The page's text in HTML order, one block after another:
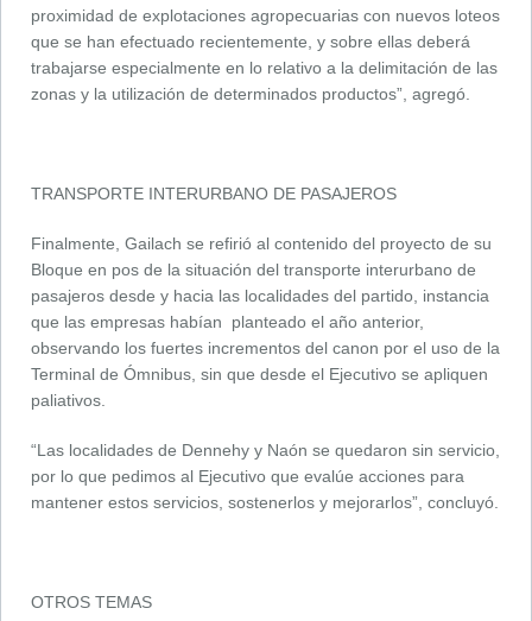
proximidad de explotaciones agropecuarias con nuevos loteos
que se han efectuado recientemente, y sobre ellas deberá
trabajarse especialmente en lo relativo a la delimitación de las
zonas y la utilización de determinados productos”, agregó.
TRANSPORTE INTERURBANO DE PASAJEROS
Finalmente, Gailach se refirió al contenido del proyecto de su
Bloque en pos de la situación del transporte interurbano de
pasajeros desde y hacia las localidades del partido, instancia
que las empresas habían planteado el año anterior,
observando los fuertes incrementos del canon por el uso de la
Terminal de Ómnibus, sin que desde el Ejecutivo se apliquen
paliativos.
“Las localidades de Dennehy y Naón se quedaron sin servicio,
por lo que pedimos al Ejecutivo que evalúe acciones para
mantener estos servicios, sostenerlos y mejorarlos”, concluyó.
OTROS TEMAS